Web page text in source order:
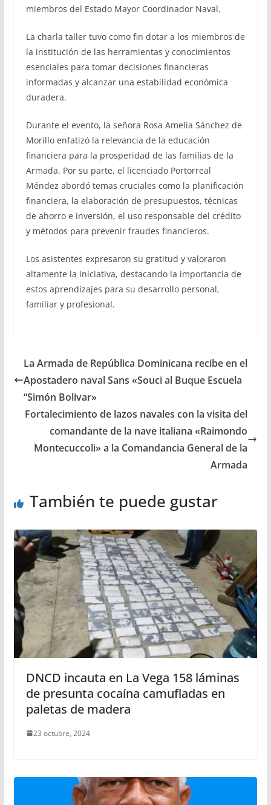
miembros del Estado Mayor Coordinador Naval.
La charla taller tuvo como fin dotar a los miembros de
la institución de las herramientas y conocimientos
esenciales para tomar decisiones financieras
informadas y alcanzar una estabilidad económica
duradera.
Durante el evento, la señora Rosa Amelia Sánchez de
Morillo enfatizó la relevancia de la educación
financiera para la prosperidad de las familias de la
Armada. Por su parte, el licenciado Portorreal
Méndez abordó temas cruciales como la planificación
financiera, la elaboración de presupuestos, técnicas
de ahorro e inversión, el uso responsable del crédito
y métodos para prevenir fraudes financieros.
Los asistentes expresaron su gratitud y valoraron
altamente la iniciativa, destacando la importancia de
estos aprendizajes para su desarrollo personal,
familiar y profesional.
La Armada de República Dominicana recibe en el
Apostadero naval Sans «Souci al Buque Escuela
“Simón Bolivar»
Fortalecimiento de lazos navales con la visita del
comandante de la nave italiana «Raimondo
Montecuccoli» a la Comandancia General de la
Armada
También te puede gustar
DNCD incauta en La Vega 158 láminas
de presunta cocaína camufladas en
paletas de madera
23 octubre, 2024